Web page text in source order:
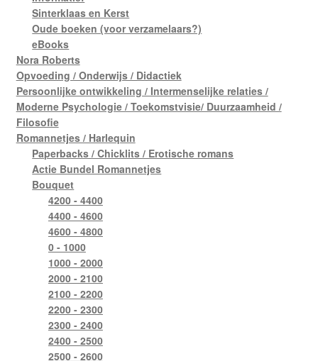
Sinterklaas en Kerst
Oude boeken (voor verzamelaars?)
eBooks
Nora Roberts
Opvoeding / Onderwijs / Didactiek
Persoonlijke ontwikkeling / Intermenselijke relaties /
Moderne Psychologie / Toekomstvisie/ Duurzaamheid /
Filosofie
Romannetjes / Harlequin
Paperbacks / Chicklits / Erotische romans
Actie Bundel Romannetjes
Bouquet
4200 - 4400
4400 - 4600
4600 - 4800
0 - 1000
1000 - 2000
2000 - 2100
2100 - 2200
2200 - 2300
2300 - 2400
2400 - 2500
2500 - 2600